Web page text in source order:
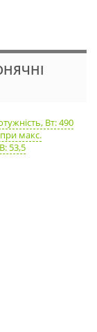
Вт: 490
макс.
53,5